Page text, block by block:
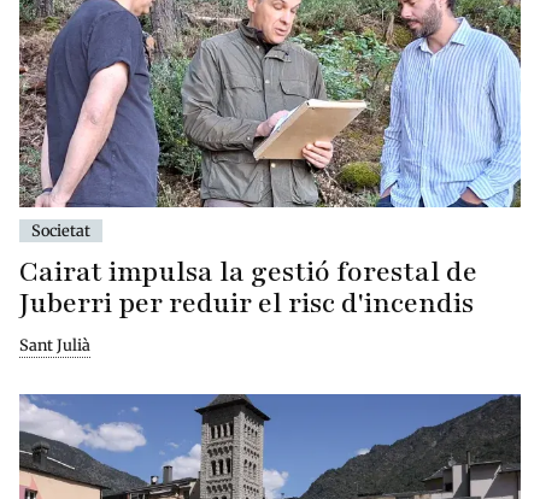
Societat
Cairat impulsa la gestió forestal de
Juberri per reduir el risc d'incendis
Sant Julià